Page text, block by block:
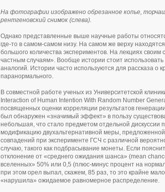
На фотографии изображено обрезанное копье,
рентгеновский снимок (слева).
Однако представленные выше научные работы
где-то в самом-самом низу. На самом же верху
большого количества экспериментов. На лекциях
частным случаям». Вообще истории стоит
аналогий. Истории часто используются для рассказа
паранормального.
В совместной работе ученых из Университетской
Interaction of Human Intention With Random Number
посвященных оценки корреляции результатов
был обнаружен «значимый эффект» в пользу
небольшая, что стало предметом отдельной дискуссии
модификацию двухальтернативной меры,
совпадений при эксперименте ГСЧ с различной
случаю, такого как подбрасывание монеты. Если
отклонение от «среднего ожидания шанса» (mean
вселенных» 50% или 0,5 (плюс-минус процент на
при этом орел выпал, скажем, 85 раз, то это крайне
«нарушила» ожидаемое равномерное распределение.